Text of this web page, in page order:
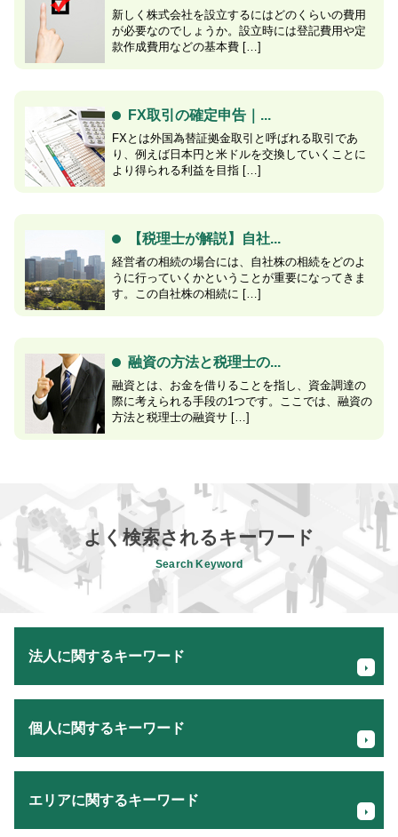
新しく株式会社を設立するにはどのくらいの費用
が必要なのでしょうか。設立時には登記費用や定
款作成費用などの基本費 […]
FX取引の確定申告｜...
FXとは外国為替証拠金取引と呼ばれる取引であ
り、例えば日本円と米ドルを交換していくことに
より得られる利益を目指 […]
【税理士が解説】自社...
経営者の相続の場合には、自社株の相続をどのよ
うに行っていくかということが重要になってきま
す。この自社株の相続に […]
融資の方法と税理士の...
融資とは、お金を借りることを指し、資金調達の
際に考えられる手段の1つです。ここでは、融資の
方法と税理士の融資サ […]
よく検索されるキーワード
Search Keyword
法人に関するキーワード
税務調査 法人
法人 所得 計算
会社 手続き
個人に関するキーワード
個人事業主 所得税 支払い
エリアに関するキーワード